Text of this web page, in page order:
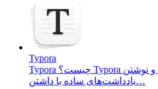
Typora
Typora چیست؟ Typora برنامه‌ای جهت ویرایش و نوشتن
یادداشت‌های ساده با داشتن…